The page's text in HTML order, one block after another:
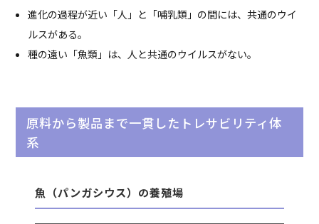
進化の過程が近い「人」と「哺乳類」の間には、共通のウイ
ルスがある。
種の遠い「魚類」は、人と共通のウイルスがない。
原料から製品まで一貫したトレサビリティ体
系
魚（パンガシウス）の養殖場